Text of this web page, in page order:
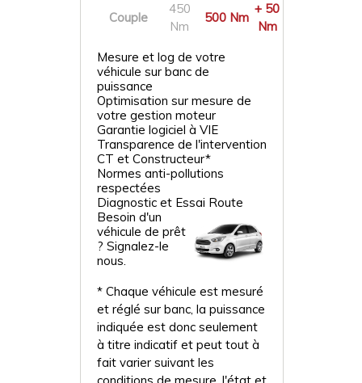
Couple
450
Nm
500 Nm
+ 50
Nm
Mesure et log de votre
véhicule sur banc de
puissance
Optimisation sur mesure de
votre gestion moteur
Garantie logiciel à VIE
Transparence de l'intervention
CT et Constructeur*
Normes anti-pollutions
respectées
Diagnostic et Essai Route
Besoin d'un
véhicule de prêt
? Signalez-le
nous.
* Chaque véhicule est mesuré
et réglé sur banc, la puissance
indiquée est donc seulement
à titre indicatif et peut tout à
fait varier suivant les